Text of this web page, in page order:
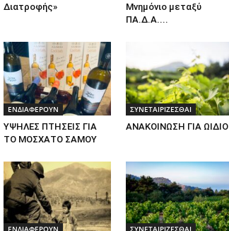
Διατροφής»
Μνημόνιο μεταξύ
ΠΑ.Δ.Α....
ΕΝΔΙΑΦΕΡΟΥΝ
ΥΨΗΛΕΣ ΠΤΗΣΕΙΣ ΓΙΑ
ΤΟ ΜΟΣΧΑΤΟ ΣΑΜΟΥ
ΣΥΝΕΤΑΙΡΙΖΕΣΘΑΙ
ΑΝΑΚΟΙΝΩΣΗ ΓΙΑ ΩΙΔΙΟ